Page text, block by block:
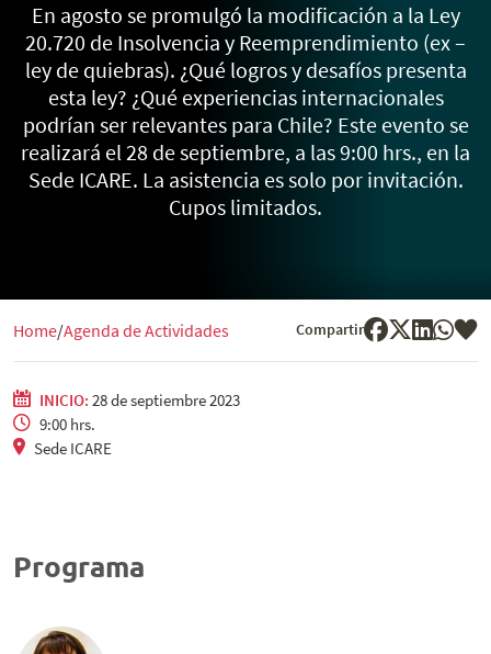
En agosto se promulgó la modificación a la Ley
20.720 de Insolvencia y Reemprendimiento (ex –
ley de quiebras). ¿Qué logros y desafíos presenta
esta ley? ¿Qué experiencias internacionales
podrían ser relevantes para Chile? Este evento se
realizará el 28 de septiembre, a las 9:00 hrs., en la
Sede ICARE. La asistencia es solo por invitación.
Cupos limitados.
Home Agenda de Actividades Compartir
INICIO: 28 de septiembre 2023
9:00 hrs.
Sede ICARE
Programa